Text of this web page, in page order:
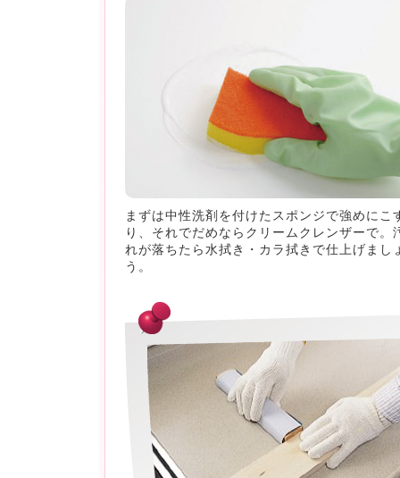
まずは中性洗剤を付けたスポンジで強めにこ
り、それでだめならクリームクレンザーで。
れが落ちたら水拭き・カラ拭きで仕上げまし
う。